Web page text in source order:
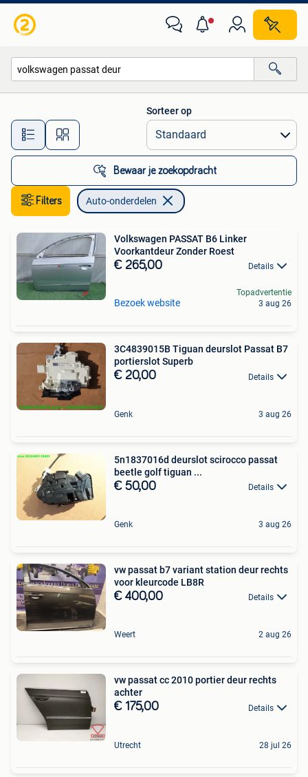
Alle afstanden…
Sorteer op
Bewaar je zoekopdracht
Filters Auto-onderdelen
Volkswagen PASSAT B6 Linker
Voorkantdeur Zonder Roest
€ 265,00 Details
Bezoek website
Topadvertentie
3 aug 26
3C4839015B Tiguan deurslot Passat B7
portierslot Superb
€ 20,00 Details
Genk 3 aug 26
5n1837016d deurslot scirocco passat
beetle golf tiguan ...
€ 50,00 Details
Genk 3 aug 26
vw passat b7 variant station deur rechts
voor kleurcode LB8R
€ 400,00 Details
Weert 2 aug 26
vw passat cc 2010 portier deur rechts
achter
€ 175,00 Details
Utrecht 28 jul 26